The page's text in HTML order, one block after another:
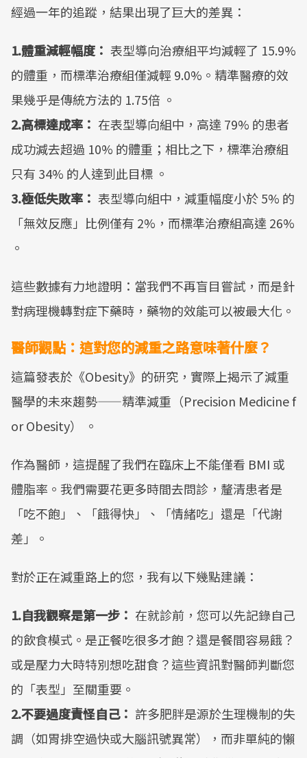
經過一年的追蹤，結果出現了巨大的差異：
1.體重減輕幅度： 表型導向治療組平均減輕了 15.9%
的體重，而標準治療組僅減輕 9.0%。精準醫療的效
果幾乎是傳統方法的 1.75倍 。
2.高標達成率： 在表型導向組中，高達 79% 的患者
成功減去超過 10% 的體重；相比之下，標準治療組
只有 34% 的人達到此目標 。
3.極低失敗率： 表型導向組中，減重幅度小於 5% 的
「無效反應」比例僅有 2%，而標準治療組高達 26%
。
這些數據有力地證明：當我們不再盲目嘗試，而是針
對病理機轉對症下藥時，藥物的效能可以被最大化。
醫師觀點：這對您的減重之路意味著什麼？
這篇發表於《Obesity》的研究，實際上揭示了減重
醫學的未來趨勢——精準減重（Precision Medicine f
or Obesity） 。
作為醫師，這提醒了我們在臨床上不能僅看 BMI 或
體脂率。我們需要花更多時間去問診，釐清患者是
「吃不飽」、「餓得快」、「情緒吃」還是「代謝
差」。
對於正在減重路上的您，我有以下幾點建議：
1.自我觀察是第一步： 在就診前，您可以先記錄自己
的飲食模式。是正餐吃很多才飽？還是餐間容易餓？
或是壓力大時特別想吃甜食？這些資訊對醫師判斷您
的「表型」至關重要。
2.不要過度責怪自己： 許多肥胖是源於生理機制的失
調（如胃排空過快或大腦訊號異常），而非單純的懶